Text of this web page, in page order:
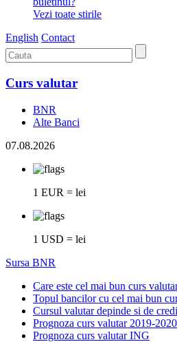
Vezi toate stirile
English Contact
Curs valutar
BNR
Alte Banci
07.08.2026
1 EUR = lei
1 USD = lei
Sursa BNR
Care este cel mai bun curs
Topul bancilor cu cel mai bun
Cursul valutar depinde si de
Prognoza curs valutar 2019-
Prognoza curs valutar ING